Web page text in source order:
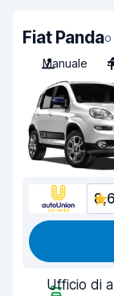
Fiat Pandao
Manuale
4
8,6
Ufficio di